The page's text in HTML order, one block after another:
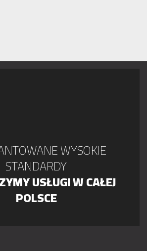
WYSOKIE
STANDARDY
USŁUGI W CAŁEJ
POLSCE